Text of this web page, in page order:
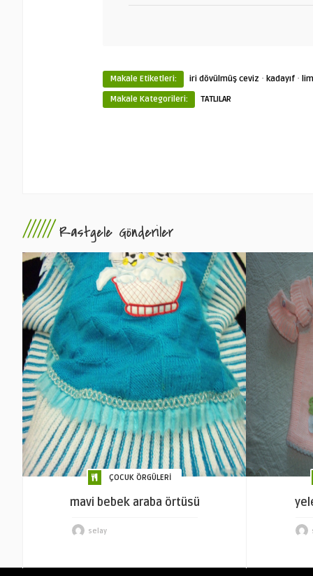
Makale Etiketleri: iri dövülmüş ceviz · kadayıf ·
Makale Kategorileri:
TATLILAR
////// Rastgele Gönderiler
ÇOCUK ÖRGÜLERİ
mavi bebek araba örtüsü
selay